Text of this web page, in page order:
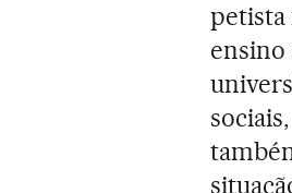
petista
ensino